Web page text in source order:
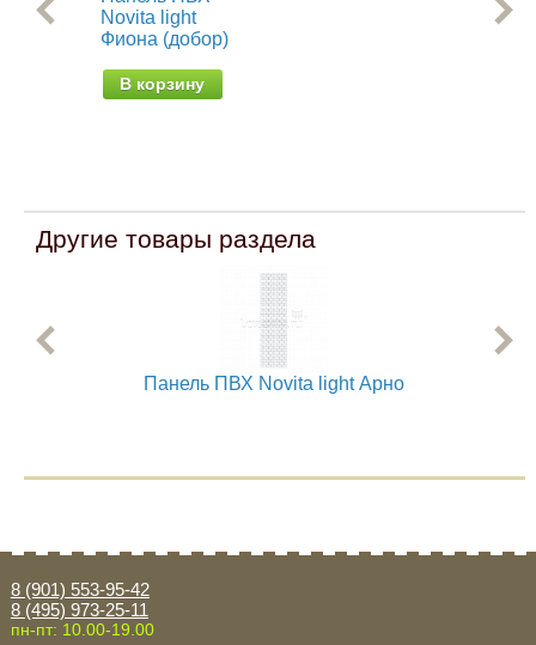
Novita light
Фиона (добор)
В корзину
Другие товары раздела
Панель ПВХ Novita light Арно
8 (901) 553-95-42
8 (495) 973-25-11
пн-пт: 10.00-19.00